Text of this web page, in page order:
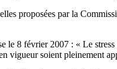
proposées par la
le 8 février 2007 : « Le
vigueur soient pleinement